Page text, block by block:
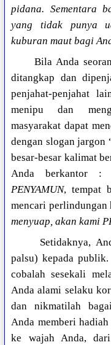
pidana. Sementara
yang tidak punya
kuburan maut bagi
Bila Anda
ditangkap dan
penjahat-penjahat
menipu dan
masyarakat dapat
dengan slogan jargon
besar-besar kalimat
Anda berkantor :
PENYAMUN, tempat
mencari
menyuap, akan kami
Setidaknya,
palsu) kepada
cobalah sesekali
Anda alami selaku
dan nikmatilah
Anda memberi
ke wajah Anda,